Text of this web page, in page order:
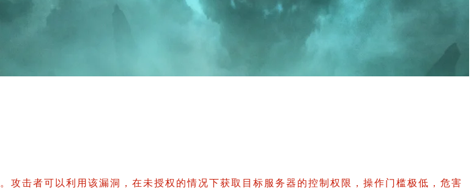
攻击者可以利用该漏洞，在未授权的情况下获取目标服务器的控制权限，操作门槛极低，危害